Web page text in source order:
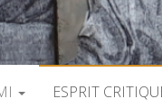
ESPRIT